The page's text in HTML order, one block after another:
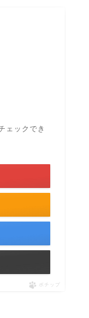
ェックでき
ポチップ